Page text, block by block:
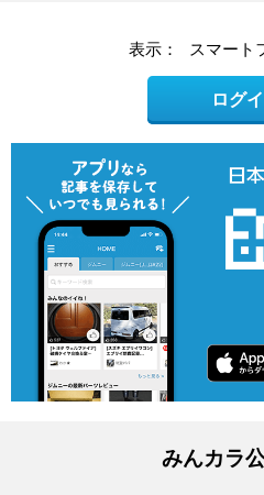
表示： スマート
ログ
みんカラ